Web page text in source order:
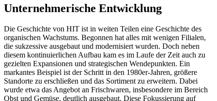
Unternehmerische Entwicklung
Die Geschichte von HIT ist in weiten Teilen eine Geschichte des
organischen Wachstums. Begonnen hat alles mit wenigen Filialen,
die sukzessive ausgebaut und modernisiert wurden. Doch neben
diesem kontinuierlichen Aufbau kam es im Laufe der Zeit auch zu
gezielten Expansionen und strategischen Wendepunkten. Ein
markantes Beispiel ist der Schritt in den 1980er-Jahren, größere
Standorte zu erschließen und das Sortiment zu erweitern. Dabei
wurde etwa das Angebot an Frischwaren, insbesondere im Bereich
Obst und Gemüse, deutlich ausgebaut. Diese Fokussierung auf